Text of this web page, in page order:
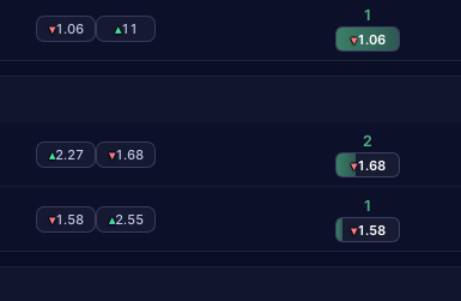
▾1.06 ▴11
1
▾1.06
▴2.27 ▾1.68
2
▾1.68
▾1.58 ▴2.55
1
▾1.58